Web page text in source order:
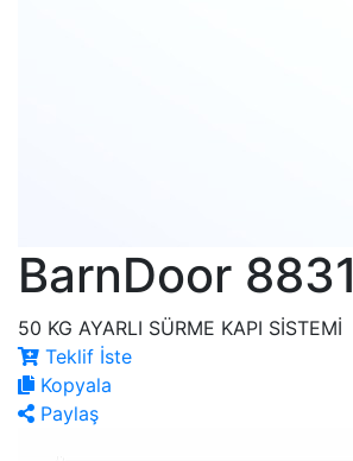
BarnDoor 8831
50 KG AYARLI SÜRME KAPI SİSTEMİ
Teklif İste
Kopyala
Paylaş